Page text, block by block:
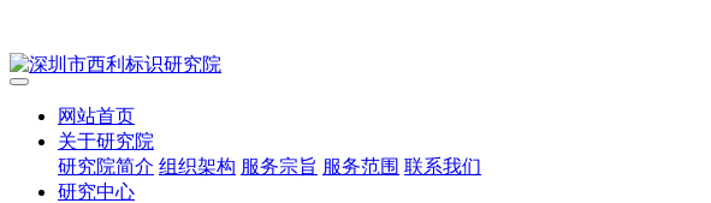
网站首页
关于研究院
研究院简介 组织架构 服务宗旨 服务范围 联系我们
研究中心